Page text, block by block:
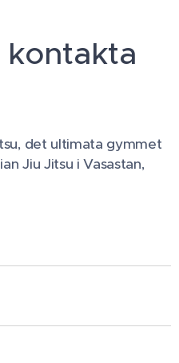
det ultimata gymmet
Jiu Jitsu i Vasastan,